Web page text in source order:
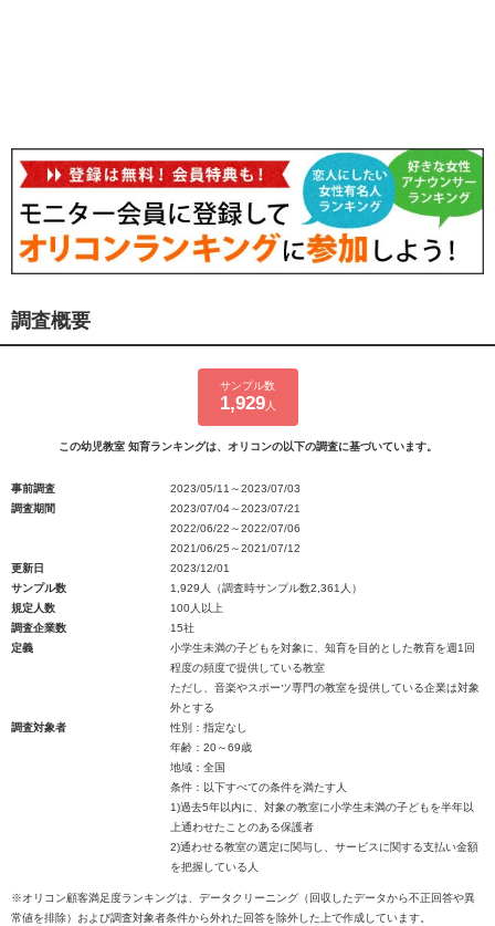
調査概要
サンプル数
1,929人
この幼児教室 知育ランキングは、オリコンの以下の調査に基づいています。
事前調査
2023/05/11～2023/07/03
調査期間
2023/07/04～2023/07/21
2022/06/22～2022/07/06
2021/06/25～2021/07/12
更新日
2023/12/01
サンプル数
1,929人（調査時サンプル数2,361人）
規定人数
100人以上
調査企業数
15社
定義
小学生未満の子どもを対象に、知育を目的とした教育を週1回
程度の頻度で提供している教室
ただし、音楽やスポーツ専門の教室を提供している企業は対象
外とする
調査対象者
性別：指定なし
年齢：20～69歳
地域：全国
条件：以下すべての条件を満たす人
1)過去5年以内に、対象の教室に小学生未満の子どもを半年以
上通わせたことのある保護者
2)通わせる教室の選定に関与し、サービスに関する支払い金額
を把握している人
※オリコン顧客満足度ランキングは、データクリーニング（回収したデータから不正回答や異
常値を排除）および調査対象者条件から外れた回答を除外した上で作成しています。